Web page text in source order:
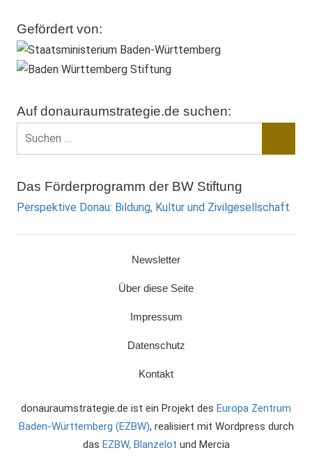
Gefördert von:
Auf donauraumstrategie.de suchen:
Suchen
nach:
Das Förderprogramm der BW Stiftung
Perspektive Donau: Bildung, Kultur und Zivilgesellschaft
Newsletter
Über diese Seite
Impressum
Datenschutz
Kontakt
donauraumstrategie.de ist ein Projekt des Europa Zentrum
Baden-Württemberg (EZBW), realisiert mit Wordpress durch
das EZBW, Blanzelot und Mercia